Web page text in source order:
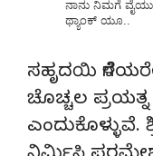
ನಾನು ನಿಮಗೆ
ಥ್ಯಾಂಕ್ ಯೂ..
ಸಹೃದಯಿ
ಚೊಚ್ಚಲ
ಎಂದುಕೊಳ್ಳುವೆ.